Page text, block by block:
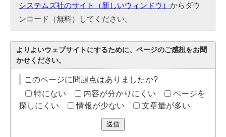
システムズ社のサイト（新しいウィンドウ）からダウ
ンロード（無料）してください。
よりよいウェブサイトにするために、ページのご感想をお聞
かせください。
このページに問題点はありましたか?
特にない
内容が分かりにくい
ページを
探しにくい
情報が少ない 文章量が多い
送信